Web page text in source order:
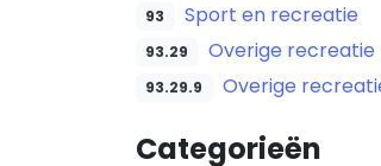
93 Sport en recreatie
93.29 Overige
93.29.9 Overige
Categorieën